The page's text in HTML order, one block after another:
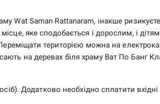
Wat Saman Rattanaram, інакше
яке сподобається і дорослим, і
Переміщати територією можна на
на деревах біля храму Ват По Банг
Додатково необхідно сплатити